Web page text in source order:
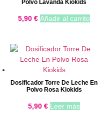
Polvo Lavanda Kiokids
5,90 € Añadir al carrito
Dosificador Torre De Leche En
Polvo Rosa Kiokids
5,90 € Leer más